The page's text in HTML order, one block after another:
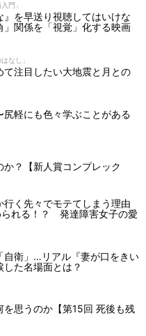
門」
』を早送り視聴してはいけな
関係を「視覚」化する映画
なし」
注目したい大地震と月との
軽にも色々学ぶことがある
か？【新人賞コンプレック
く先々でモテてしまう理由
れる！？ 発達障害女子の愛
自衛」…リアル『妻が口をきい
た名場面とは？
思うのか【第15回 死後も残